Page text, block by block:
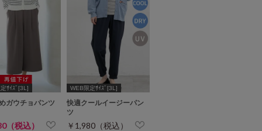
ｻｲｽﾞ[3L]
ガウチョパンツ
（税込）
WEB限定ｻｲｽﾞ[3L]
快適クールイージーパン
ツ
￥1,980（税込）